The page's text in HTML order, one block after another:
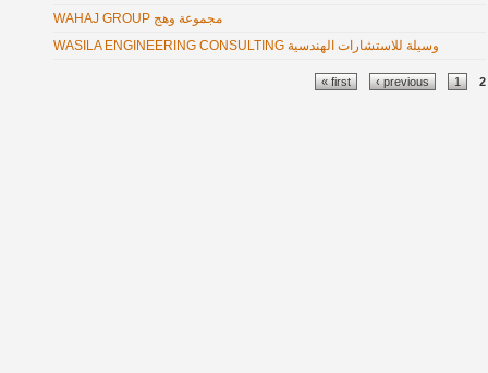
WAHAJ GROUP مجموعة وهج
WASILA ENGINEERING CONSULTING وسيلة للاستشارات الهندسية
« first ‹ previous 1 2